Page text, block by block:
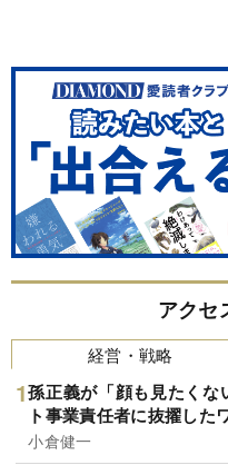
アクセ
経営・戦略
孫正義が「顔も見たくな
ト事業責任者に抜擢した
小倉健一